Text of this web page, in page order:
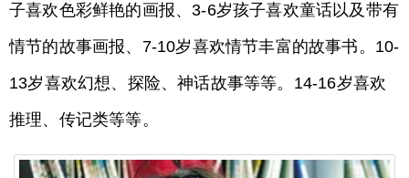
子喜欢色彩鲜艳的画报、3-6岁孩子喜欢童话以及带有
情节的故事画报、7-10岁喜欢情节丰富的故事书。10-
13岁喜欢幻想、探险、神话故事等等。14-16岁喜欢
推理、传记类等等。